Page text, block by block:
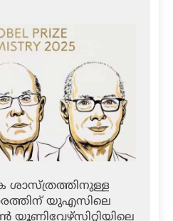
ശാസ്ത്രത്തിനുള്ള
യുഎസിലെ